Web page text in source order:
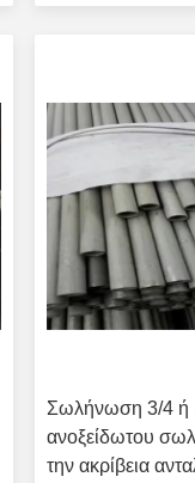
Σωλήνωση 3/4 ή
ανοξείδωτου
την ακρίβεια